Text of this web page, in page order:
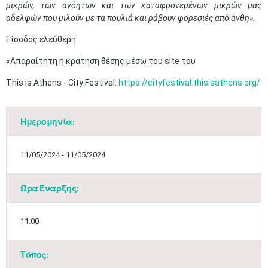
μικρών, των ανόητων και των καταφρονεμένων μικρών μας
αδελφών που μιλούν με τα πουλιά και ράβουν φορεσιές από άνθη».
​Είσοδος ελεύθερη
«Απαραίτητη η κράτηση θέσης μέσω του site του
This is Athens - City Festival: https://cityfestival.thisisathens.org/
Ημερομηνία:
11/05/2024 - 11/05/2024
Ώρα Έναρξης:
11.00
Τόπος: